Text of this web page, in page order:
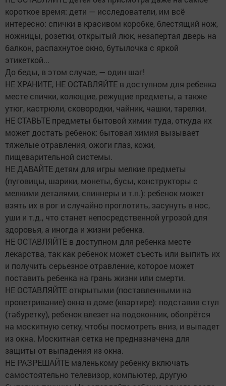
короткое время: дети — исследователи, им всё
интересно: спички в красивом коробке, блестящий нож,
ножницы, розетки, открытый люк, незапертая дверь на
балкон, распахнутое окно, бутылочка с яркой
этикеткой...
До беды, в этом случае, — один шаг!
НЕ ХРАНИТЕ, НЕ ОСТАВЛЯЙТЕ в доступном для ребенка
месте спички, колющие, режущие предметы, а также
утюг, кастрюли, сковородки, чайник, чашки, тарелки.
НЕ СТАВЬТЕ предметы бытовой химии туда, откуда их
может достать ребенок: бытовая химия вызывает
тяжелые отравления, ожоги глаз, кожи,
пищеварительной системы.
НЕ ДАВАЙТЕ детям для игры мелкие предметы
(пуговицы, шарики, монеты, бусы, конструкторы с
мелкими деталями, спиннеры и т.п.): ребенок может
взять их в рог и случайно проглотить, засунуть в нос,
уши и т.д., что станет непосредственной угрозой для
здоровья, а иногда и жизни ребенка.
НЕ ОСТАВЛЯЙТЕ в доступном для ребенка месте
лекарства, так как ребенок может съесть или выпить их
и получить серьезное отравление, которое может
поставить ребенка на грань жизни или смерти.
НЕ ОСТАВЛЯЙТЕ открытыми (поставленными на
проветривание) окна в доме (квартире): подставив стул
(табуретку), ребенок влезет на подоконник, обопрётся
на москитную сетку, чтобы посмотреть вниз, и выпадет
из окна. Москитная сетка не предназначена для
защиты от выпадения из окна.
НЕ РАЗРЕШАЙТЕ маленькому ребенку включать
самостоятельно телевизор, компьютер, другую